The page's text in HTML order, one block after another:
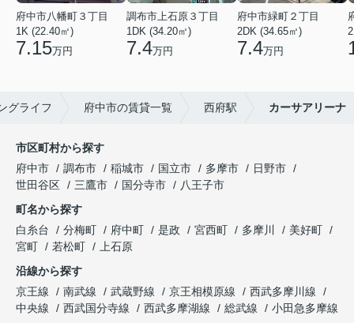
府中市八幡町３丁目
1K (22.40㎡)
7.15万円
調布市上石原３丁目
1DK (34.20㎡)
7.4万円
府中市緑町２丁目
2DK (34.65㎡)
7.4万円
グライフ 府中市の賃貸一覧 西府駅 カーサアリーナ
市区町村から探す
府中市
調布市 稲城市 国立市 多摩市
日野市
世田谷区
三鷹市 国分寺市
八王子市
町名から探す
白糸台
分梅町 府中町 是政 宮西町 多摩川
美好町
宮町
若松町
上石原
沿線から探す
京王線
南武線 武蔵野線 京王相模原線
西武多摩川線
中央線
西武国分寺線 西武多摩湖線 総武線
小田急多摩線